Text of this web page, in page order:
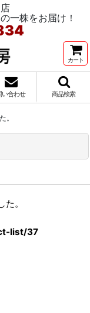
一株をお届け！
カート
い合わせ 商品検索
。
。
list/37